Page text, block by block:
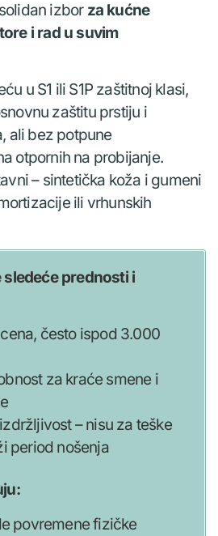
izborza kućne
i rad u suvim
u S1 ili S1P zaštitnoj klasi,
zaštitu prstiju i
ali bez potpune
otpornih na probijanje.
– sintetička koža i gumeni
ili vrhunskih
prednosti i
često ispod 3.000
za kraće smene i
– nisu za teške
period nošenja
povremene fizičke